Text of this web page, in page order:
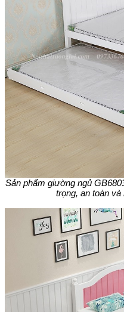
Sản phẩm giường ngủ
trọng, an toàn